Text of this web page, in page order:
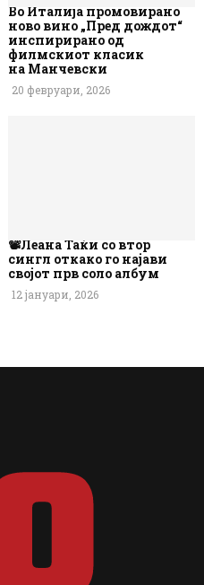
Во Италија промовирано
ново вино „Пред дождот“
инспирирано од
филмскиот класик
на Манчевски
20 февруари, 2026
📽️Леана Таќи со втор
сингл откако го најави
својот прв соло албум
12 јануари, 2026